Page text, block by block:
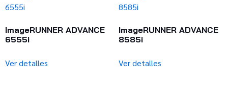
ImageRUNNER ADVANCE
6555i
Ver detalles
ImageRUNNER ADVANCE
8585i
Ver detalles